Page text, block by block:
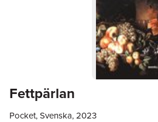
Fettpärlan
Pocket, Svenska, 2023